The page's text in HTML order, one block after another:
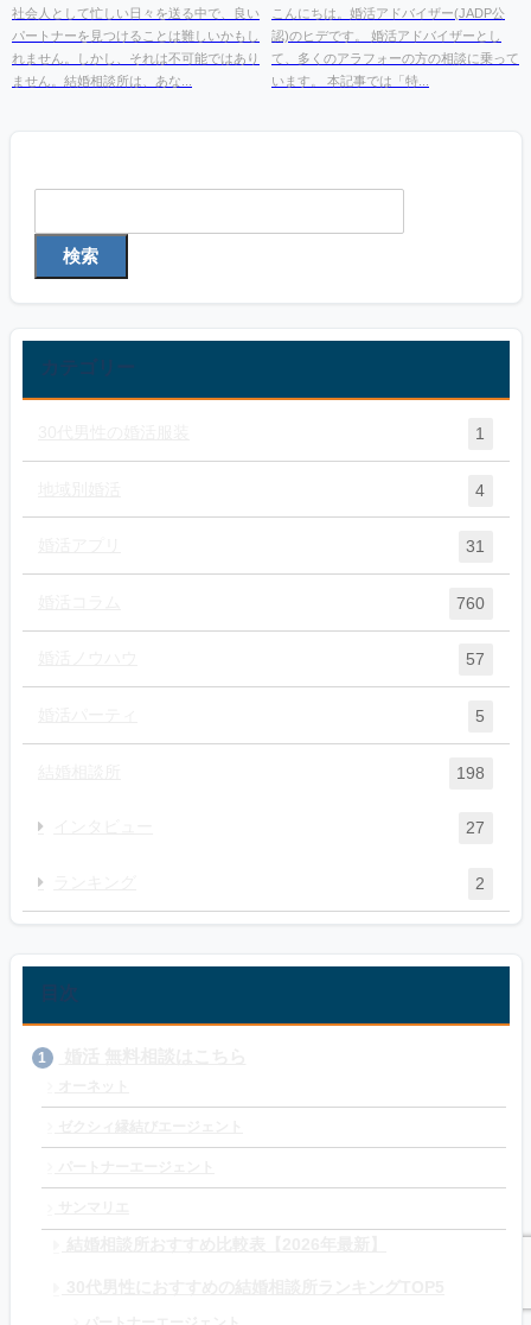
最も最適
社会人として忙しい日々を送る中で、良い
パートナーを見つけることは難しいかもし
れません。しかし、それは不可能ではあり
ません。結婚相談所は、あな...
こんにちは。婚活アドバイザー(JADP公
認)のヒデです。 婚活アドバイザーとし
て、多くのアラフォーの方の相談に乗って
います。 本記事では「特...
検索
カテゴリー
1
4
31
760
57
5
198
27
2
目次
1